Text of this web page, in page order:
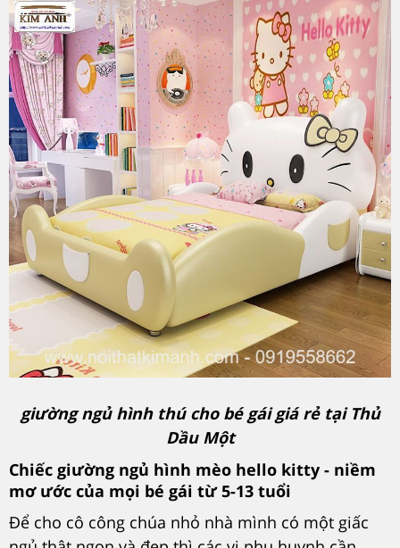
giường ngủ hình thú cho bé gái giá rẻ tại Thủ
Dầu Một
Chiếc giường ngủ hình mèo hello kitty - niềm
mơ ước của mọi bé gái từ 5-13 tuổi
Để cho cô công chúa nhỏ nhà mình có một giấc